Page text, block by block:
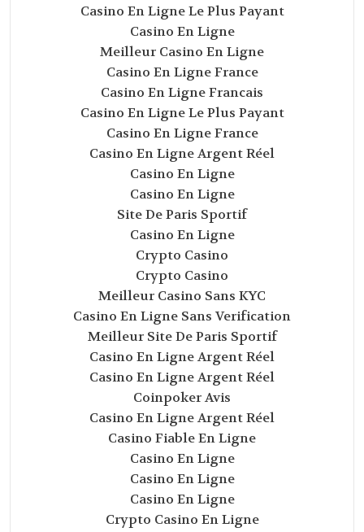
Casino En Ligne Le Plus Payant
Casino En Ligne
Meilleur Casino En Ligne
Casino En Ligne France
Casino En Ligne Francais
Casino En Ligne Le Plus Payant
Casino En Ligne France
Casino En Ligne Argent Réel
Casino En Ligne
Casino En Ligne
Site De Paris Sportif
Casino En Ligne
Crypto Casino
Crypto Casino
Meilleur Casino Sans KYC
Casino En Ligne Sans Verification
Meilleur Site De Paris Sportif
Casino En Ligne Argent Réel
Casino En Ligne Argent Réel
Coinpoker Avis
Casino En Ligne Argent Réel
Casino Fiable En Ligne
Casino En Ligne
Casino En Ligne
Casino En Ligne
Crypto Casino En Ligne